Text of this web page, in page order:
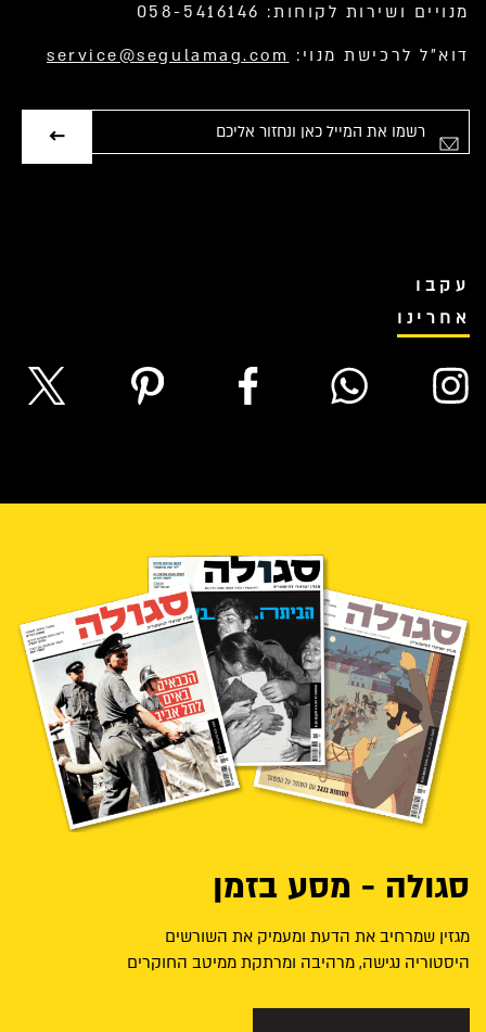
מנויים ושירות לקוחות: 058-5416146
דוא”ל לרכישת מנוי: service@segulamag.com
עקבו
אחרינו
סגולה - מסע בזמן
מגזין שמרחיב את הדעת ומעמיק את השורשים
היסטוריה נגישה, מרהיבה ומרתקת ממיטב החוקרים